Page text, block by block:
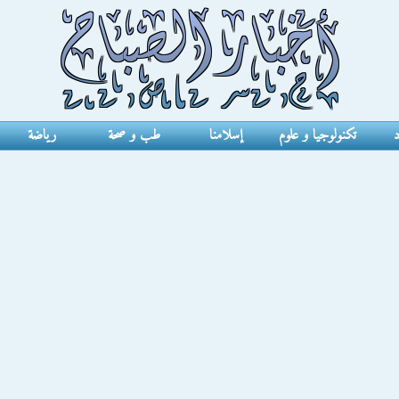
تكنولوجيا و علوم إسلامنا طب و صحة رياضة